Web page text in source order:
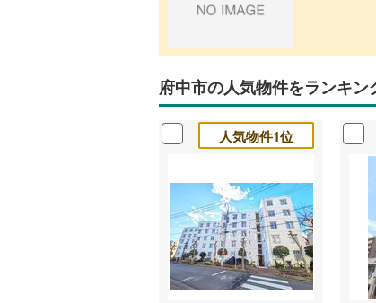
府中市の人気物件をランキン
人気物件1位